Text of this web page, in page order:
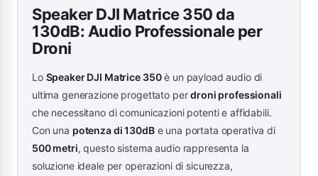
Speaker DJI Matrice 350 da
130dB: Audio Professionale per
Droni
Lo Speaker DJI Matrice 350è un payload audio di
ultima generazione progettato perdroni professionali
che necessitano di comunicazioni potenti e affidabili.
Con una potenza di 130dBe una portata operativa di
500 metri, questo sistema audio rappresenta la
soluzione ideale per operazioni di sicurezza,